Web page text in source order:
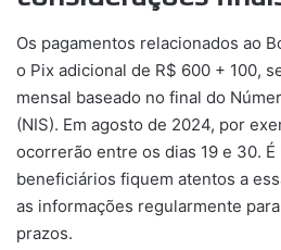
Os pagamentos relacionados ao
o Pix adicional de R$ 600 + 100,
mensal baseado no final do
(NIS). Em agosto de 2024, por
ocorrerão entre os dias 19 e 30.
beneficiários fiquem atentos a
as informações regularmente
prazos.